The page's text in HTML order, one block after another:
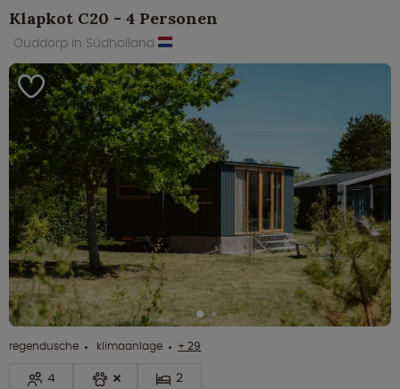
Klapkot C20 - 4 Personen
Ouddorp in Südholland
regendusche klimaanlage + 29
4 2